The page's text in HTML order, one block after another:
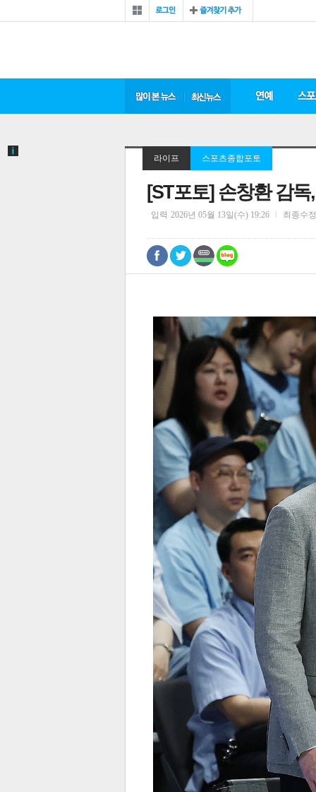
로그 즐겨찾기
많이 본 뉴스 최신 뉴스 연예 스
라이프 스포츠종합포토
[ST포토] 손창환 감
입력 2026년 05월 13일(수) 19:26 최종수정
페이 밴드 네이
0